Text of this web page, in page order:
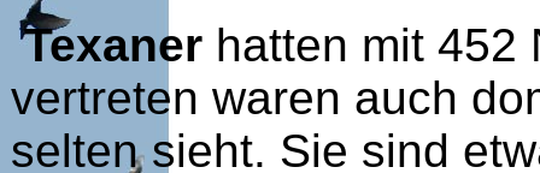
Texaner hatten mit 452
vertreten waren auch
selten sieht. Sie sind